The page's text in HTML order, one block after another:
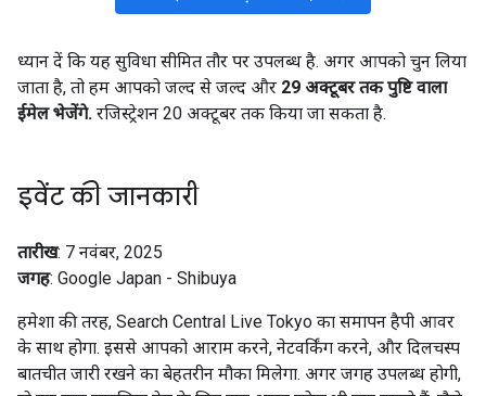
ध्यान दें कि यह सुविधा सीमित तौर पर उपलब्ध है. अगर आपको चुन लिया
जाता है, तो हम आपको जल्द से जल्द और 29 अक्टूबर तक पुष्टि वाला
ईमेल भेजेंगे. रजिस्ट्रेशन 20 अक्टूबर तक किया जा सकता है.
इवेंट की जानकारी
तारीख: 7 नवंबर, 2025
जगह: Google Japan - Shibuya
हमेशा की तरह, Search Central Live Tokyo का समापन हैपी आवर
के साथ होगा. इससे आपको आराम करने, नेटवर्किंग करने, और दिलचस्प
बातचीत जारी रखने का बेहतरीन मौका मिलेगा. अगर जगह उपलब्ध होगी,